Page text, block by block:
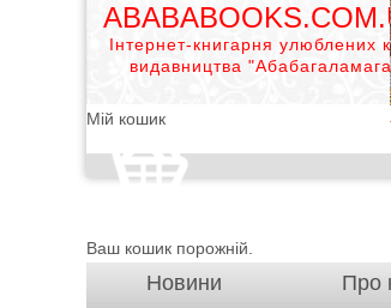
Інтернет-книгарня улюблених
видавництва
Мій кошик
Ваш кошик порожній.
Новини Про